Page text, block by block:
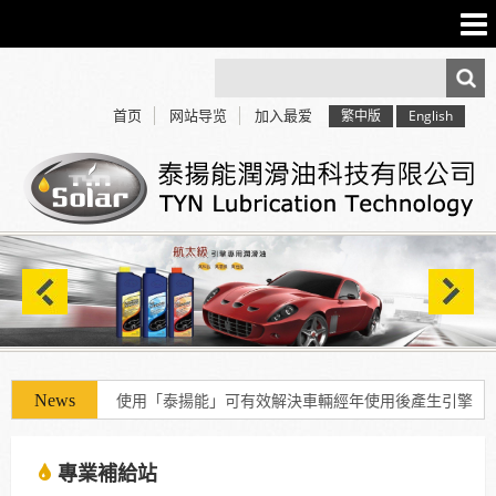
首页 网站导览 繁中版 English
加入最爱
使用「泰揚能」可有效解決車輛經年使用後產生引擎
使用「泰揚能」可有效解決車輛經年使用後產生引擎
專業補給站